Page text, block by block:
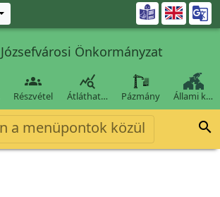

Józsefvárosi Önkormányzat

Részvétel

Átláthat… Pázmány Állami k…
a menüpontok közül 